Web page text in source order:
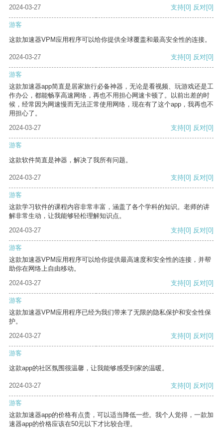
2024-03-27 支持[0] 反对[0]
游客
这款加速器VPM应用程序可以给你提供全球覆盖和最高安全性的连接。
2024-03-27 支持[0] 反对[0]
游客
这款加速器app简直是居家旅行必备神器，无论是看视频、玩游戏还是工
作办公，都能畅享高速网络，再也不用担心网速卡顿了。以前出差的时
候，经常因为网速慢而无法正常使用网络，现在有了这个app，我再也不
用担心了。
2024-03-27
支持[0] 反对[0]
游客
这款软件简直是神器，解决了我所有问题。
2024-03-27 支持[0] 反对[0]
游客
这款学习软件的课程内容非常丰富，涵盖了各个学科的知识。老师的讲
解非常生动，让我能够轻松理解知识点。
2024-03-27
支持[0] 反对[0]
游客
这款加速器VPM应用程序可以给你提供最高速度和安全性的连接，并帮
助你在网络上自由移动。
2024-03-27
支持[0] 反对[0]
游客
这款加速器VPM应用程序已经为我们带来了无限的隐私保护和安全性保
护。
2024-03-27
支持[0] 反对[0]
游客
这款app的社区氛围很温馨，让我能够感受到家的温暖。
2024-03-27 支持[0] 反对[0]
游客
这款加速器app的价格有点贵，可以适当降低一些。我个人觉得，一款加
速器app的价格应该在50元以下才比较合理。